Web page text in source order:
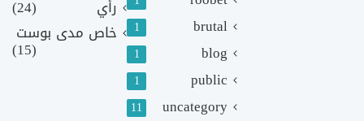
brutal
1
blog
1
public
1
uncategory
11
رأي
(24)
خاص مدى بوست
(15)